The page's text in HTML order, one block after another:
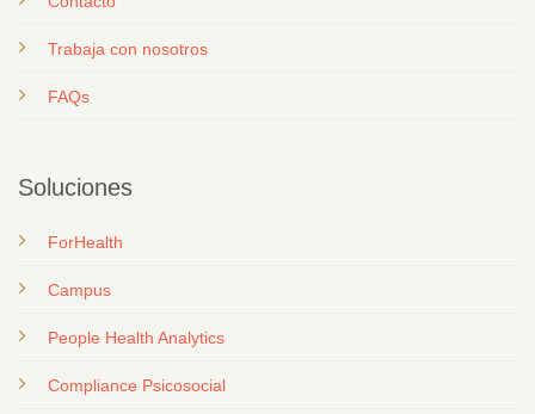
Trabaja con nosotros
FAQs
Soluciones
ForHealth
Campus
People Health Analytics
Compliance Psicosocial